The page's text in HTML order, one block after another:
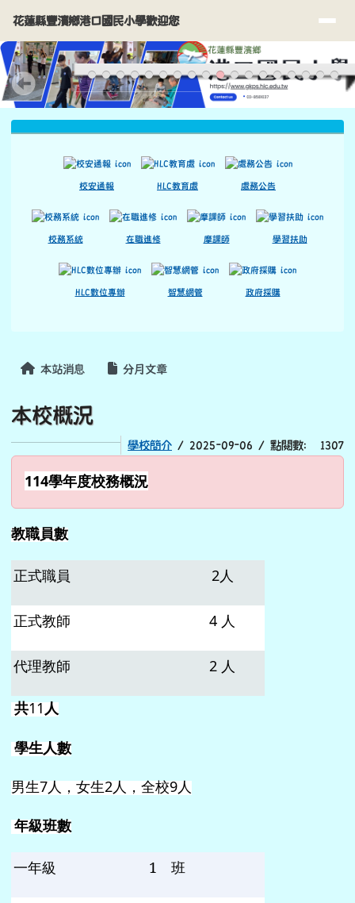
花蓮縣豐濱鄉港口國民小學歡迎您
導覽列
花蓮縣豐濱鄉港口國民小學歡迎您
上中區域內容
校安通報 HLC教育處 處務公告
校務系統 在職進修 摩課師 學習扶助
HLC數位專辦 智慧網管 政府採購
本站消息 分月文章
本校概況
學校簡介 / 2025-09-06 / 點閱數： 1307
114學年度校務概況
教職員數
正式職員 2人
正式教師 4 人
代理教師 2 人
共11人
學生人數
男生7人，女生2人，全校9人
年級班數
一年級 1 班
頁尾區域